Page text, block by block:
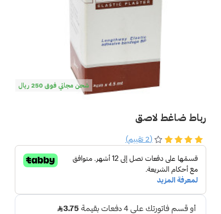
شحن مجاني فوق 250 ريال
رباط ضاغط لاصق
(2 تقييم)